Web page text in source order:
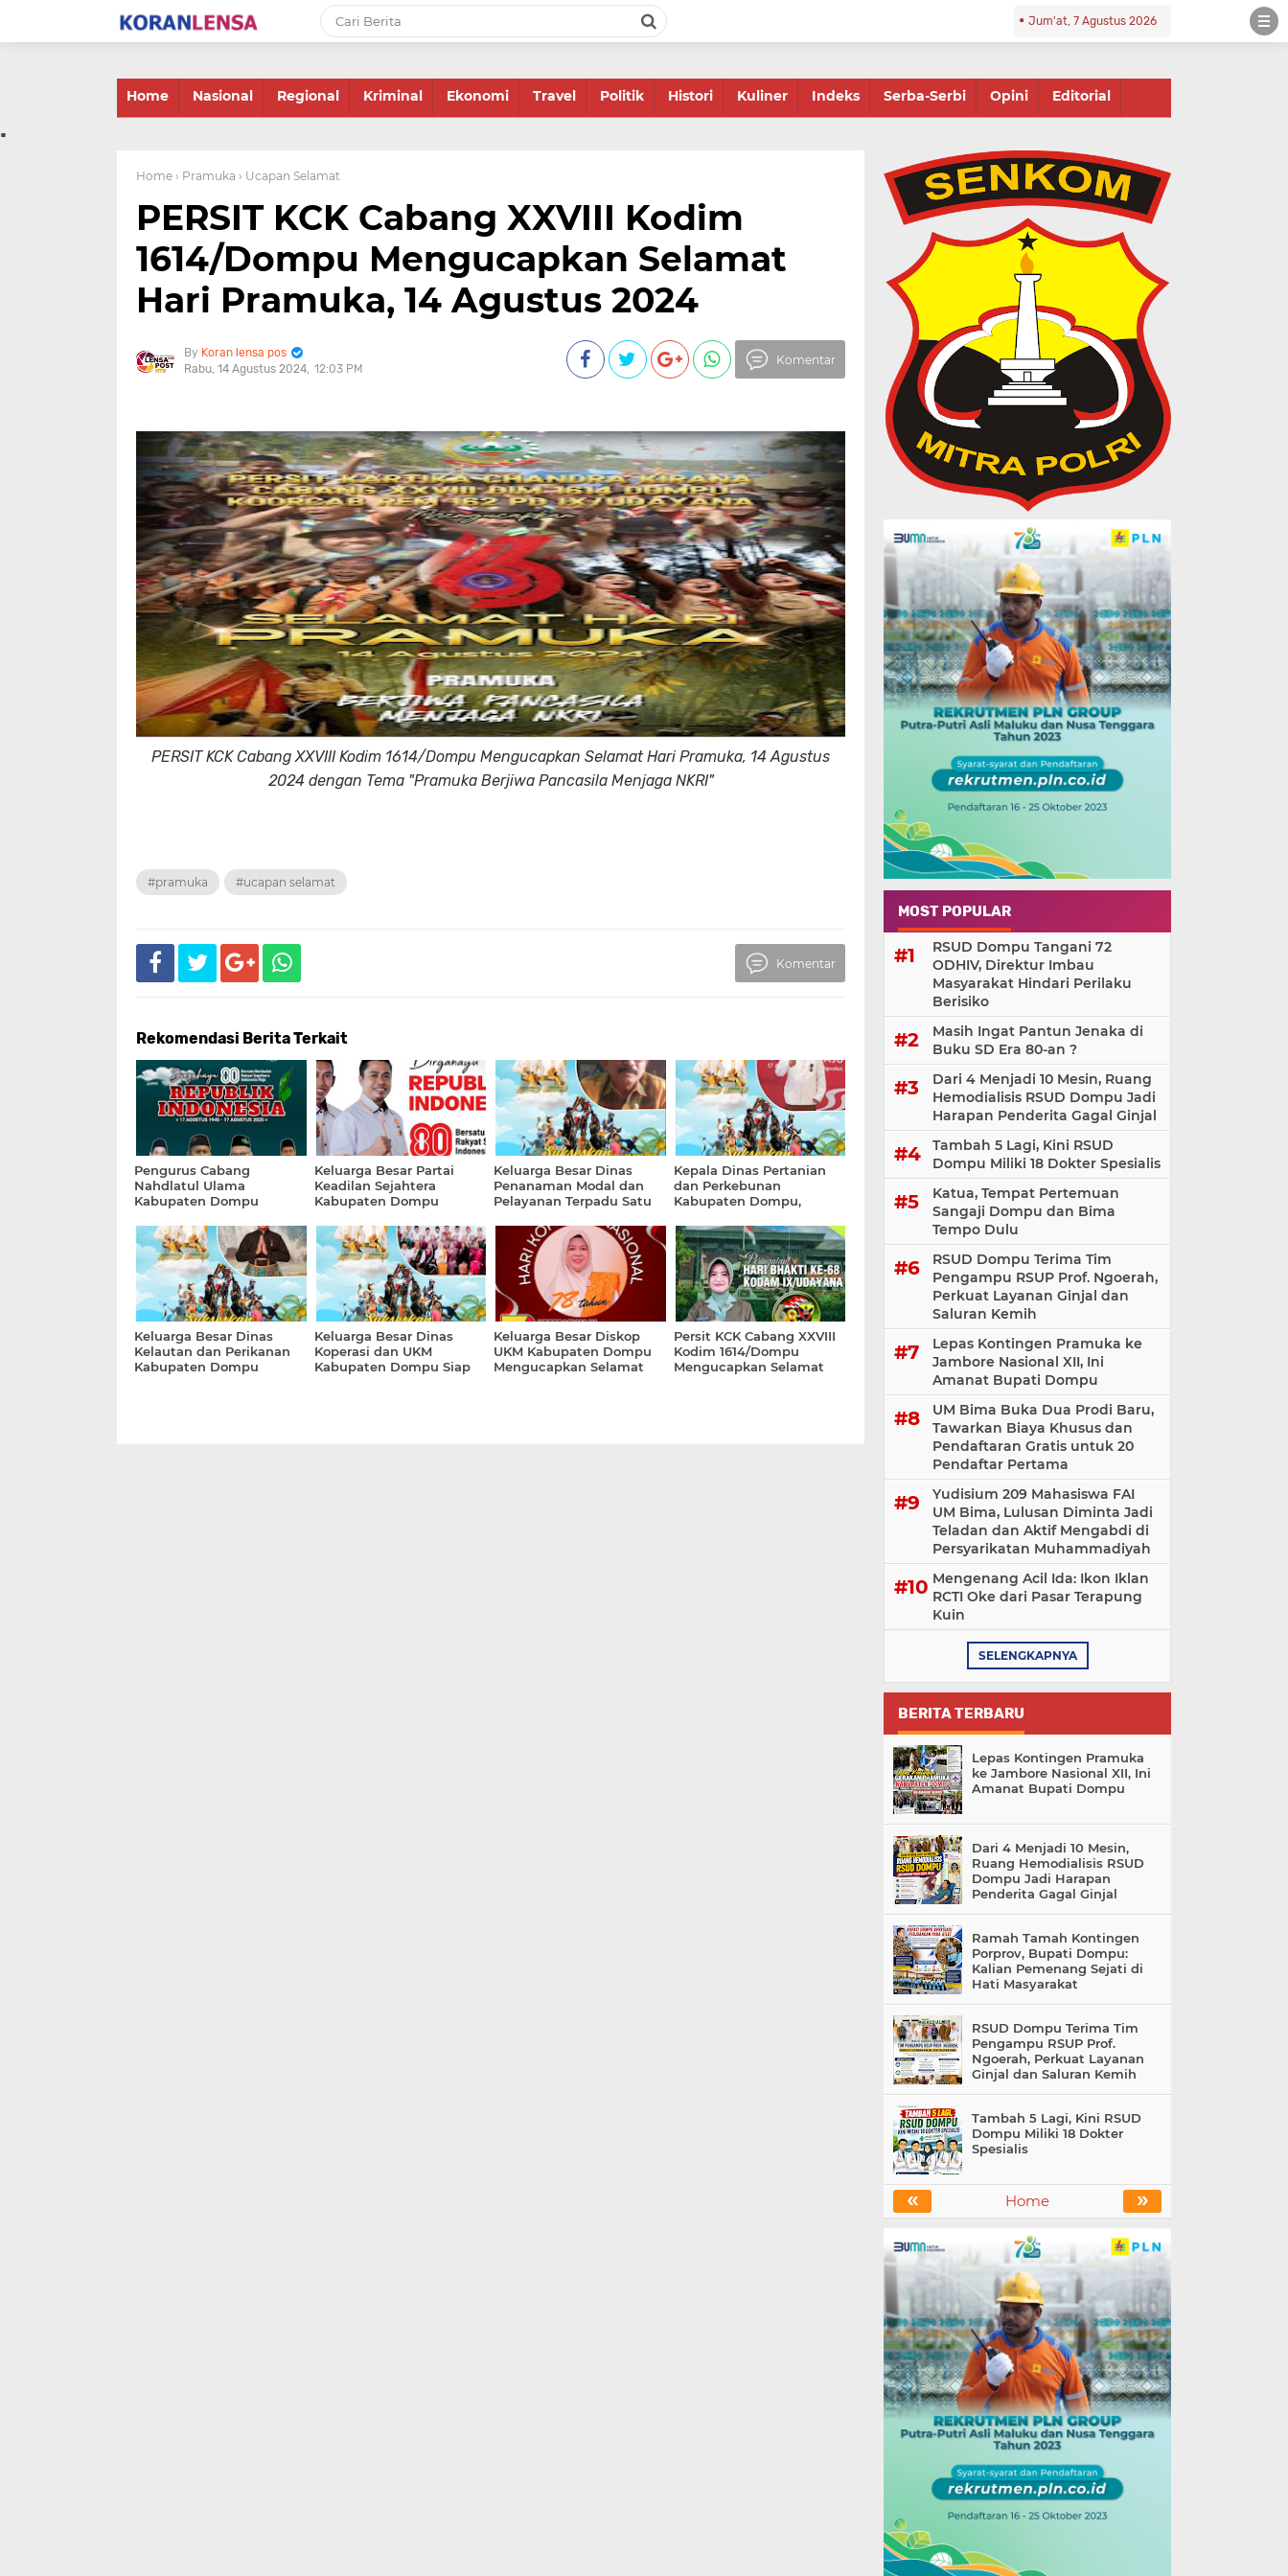
Jum'at, 7 Agustus 2026
Home Nasional Regional Kriminal Ekonomi Travel Politik Histori Kuliner Indeks Serba-Serbi Opini Editorial
.
Home › Pramuka › Ucapan Selamat
PERSIT KCK Cabang XXVIII Kodim
1614/Dompu Mengucapkan Selamat
Hari Pramuka, 14 Agustus 2024
Koran lensa pos
Rabu, 14 Agustus 2024 12:03 PM
Komentar
PERSIT KCK Cabang XXVIII Kodim 1614/Dompu Mengucapkan Selamat Hari Pramuka, 14 Agustus
2024 dengan Tema "Pramuka Berjiwa Pancasila Menjaga NKRI"
#pramuka #ucapan selamat
Komentar
Rekomendasi Berita Terkait
Pengurus Cabang
Nahdlatul Ulama
Kabupaten Dompu
Kemerdekaan Republik
Indonesia ke-80 "Bersatu
Berdaulat, Rakyat
Sejahtera, Indonesia Maju"
Keluarga Besar Partai
Keadilan Sejahtera
Kabupaten Dompu
Republik Indonesia ke-80
dengan Tema "Bersatu
Berdaulat, Rakyat
Sejahtera, Indonesia Maju"
Keluarga Besar Dinas
Penanaman Modal dan
Pelayanan Terpadu Satu
Selamat dan Sukses Atas
Pelaksanaan Festival
Lakey dengan Tema
"Inspiring of Lakey" yang
berlangsung 12 - 20 Juli
2025
Kepala Dinas Pertanian
dan Perkebunan
Kabupaten Dompu,
MM beserta Jajaran
Mengucapkan Selamat
dan Sukses
Penyelenggaraan Festival
Lakey yang Dilaksanakan
Tanggal 12 - 20 Juli 2025
"Inspiring of Lakey"
Keluarga Besar Dinas
Kelautan dan Perikanan
Kabupaten Dompu
Keluarga Besar Dinas
Koperasi dan UKM
Kabupaten Dompu Siap
Keluarga Besar Diskop
UKM Kabupaten Dompu
Mengucapkan Selamat
Persit KCK Cabang XXVIII
Kodim 1614/Dompu
Mengucapkan Selamat
MOST POPULAR
RSUD Dompu Tangani 72
ODHIV, Direktur Imbau
Masyarakat Hindari Perilaku
Berisiko
Masih Ingat Pantun Jenaka di
Buku SD Era 80-an ?
Dari 4 Menjadi 10 Mesin, Ruang
Hemodialisis RSUD Dompu Jadi
Harapan Penderita Gagal Ginjal
Tambah 5 Lagi, Kini RSUD
Dompu Miliki 18 Dokter Spesialis
Katua, Tempat Pertemuan
Sangaji Dompu dan Bima
Tempo Dulu
RSUD Dompu Terima Tim
Pengampu RSUP Prof. Ngoerah,
Perkuat Layanan Ginjal dan
Saluran Kemih
Lepas Kontingen Pramuka ke
Jambore Nasional XII, Ini
Amanat Bupati Dompu
UM Bima Buka Dua Prodi Baru,
Tawarkan Biaya Khusus dan
Pendaftaran Gratis untuk 20
Pendaftar Pertama
Yudisium 209 Mahasiswa FAI
UM Bima, Lulusan Diminta Jadi
Teladan dan Aktif Mengabdi di
Persyarikatan Muhammadiyah
Mengenang Acil Ida: Ikon Iklan
RCTI Oke dari Pasar Terapung
Kuin
SELENGKAPNYA
BERITA TERBARU
Lepas Kontingen Pramuka
ke Jambore Nasional XII, Ini
Amanat Bupati Dompu
Dari 4 Menjadi 10 Mesin,
Ruang Hemodialisis RSUD
Dompu Jadi Harapan
Penderita Gagal Ginjal
Ramah Tamah Kontingen
Porprov, Bupati Dompu:
Kalian Pemenang Sejati di
Hati Masyarakat
RSUD Dompu Terima Tim
Pengampu RSUP Prof.
Ngoerah, Perkuat Layanan
Ginjal dan Saluran Kemih
Tambah 5 Lagi, Kini RSUD
Dompu Miliki 18 Dokter
Spesialis
« »
Home